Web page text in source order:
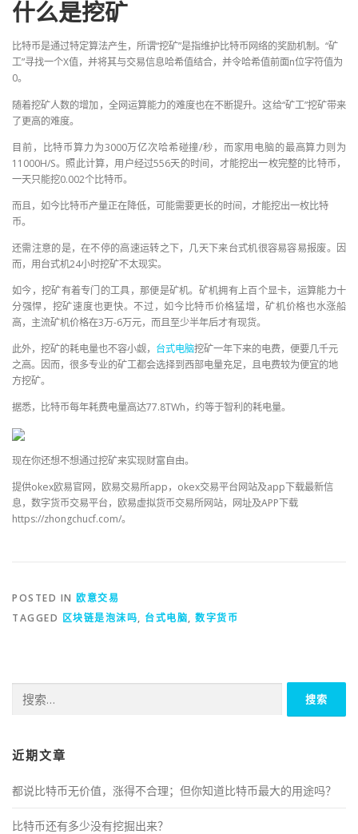
什么是挖矿
比特币是通过特定算法产生，所谓“挖矿”是指维护比特币网络的奖励机制。“矿
工”寻找一个X值，并将其与交易信息哈希值结合，并令哈希值前面n位字符值为
0。
随着挖矿人数的增加，全网运算能力的难度也在不断提升。这给“矿工”挖矿带来
了更高的难度。
目前，比特币算力为3000万亿次哈希碰撞/秒，而家用电脑的最高算力则为
11000H/S。照此计算，用户经过556天的时间，才能挖出一枚完整的比特币，
一天只能挖0.002个比特币。
而且，如今比特币产量正在降低，可能需要更长的时间，才能挖出一枚比特
币。
还需注意的是，在不停的高速运转之下，几天下来台式机很容易容易报废。因
而，用台式机24小时挖矿不太现实。
如今，挖矿有着专门的工具，那便是矿机。矿机拥有上百个显卡，运算能力十
分强悍，挖矿速度也更快。不过，如今比特币价格猛增，矿机价格也水涨船
高，主流矿机价格在3万-6万元，而且至少半年后才有现货。
此外，挖矿的耗电量也不容小觑， 台式电脑挖矿一年下来的电费，便要几千元
之高。因而，很多专业的矿工都会选择到西部电量充足，且电费较为便宜的地
方挖矿。
据悉，比特币每年耗费电量高达77.8TWh，约等于智利的耗电量。
现在你还想不想通过挖矿来实现财富自由。
提供okex欧易官网，欧易交易所app，okex交易平台网站及app下载最新信
息，数字货币交易平台，欧易虚拟货币交易所网站，网址及APP下载
https://zhongchucf.com/。
POSTED IN 欧意交易
TAGGED 区块链是泡沫吗, 台式电脑, 数字货币
索：
近期文章
都说比特币无价值，涨得不合理；但你知道比特币最大的用途吗？
比特币还有多少没有挖掘出来？